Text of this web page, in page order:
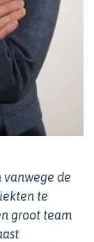
vanwege de
te
groot team